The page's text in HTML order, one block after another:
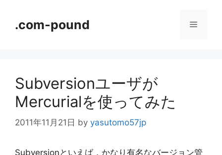
.com-pound メ
Subversionユーザが
Mercurialを使ってみた
2011年11月21日 by yasutomo57jp
Subversionといえば，かなり有名なバージョン管